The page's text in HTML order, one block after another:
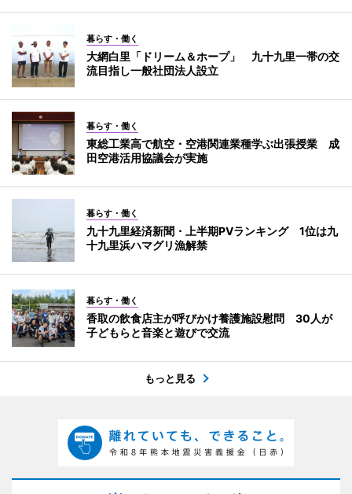
暮らす・働く
大網白里「ドリーム＆ホープ」 九十九里一帯の交
流目指し一般社団法人設立
暮らす・働く
東総工業高で航空・空港関連業種学ぶ出張授業 成
田空港活用協議会が実施
暮らす・働く
九十九里経済新聞・上半期PVランキング 1位は九
十九里浜ハマグリ漁解禁
暮らす・働く
香取の飲食店主が呼びかけ養護施設慰問 30人が
子どもらと音楽と遊びで交流
もっと見る